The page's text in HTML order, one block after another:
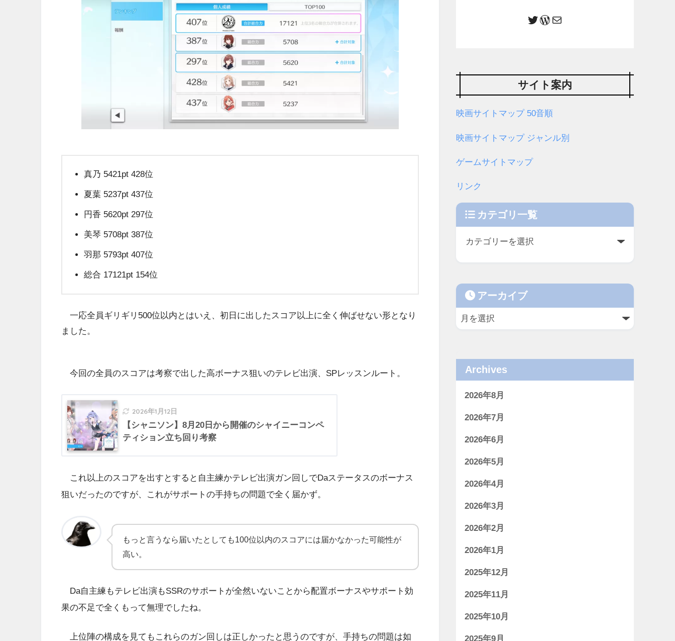
真乃 5421pt 428位
夏葉 5237pt 437位
円香 5620pt 297位
美琴 5708pt 387位
羽那 5793pt 407位
総合 17121pt 154位
一応全員ギリギリ500位以内とはいえ、初日に出したスコア以上に全く伸ばせない形となり
ました。
今回の全員のスコアは考察で出した高ボーナス狙いのテレビ出演、SPレッスンルート。
2026年1月12日
【シャニソン】8月20日から開催のシャイニーコンペ
ティション立ち回り考察
これ以上のスコアを出すとすると自主練かテレビ出演ガン回しでDaステータスのボーナス
狙いだったのですが、これがサポートの手持ちの問題で全く届かず。
もっと言うなら届いたとしても100位以内のスコアには届かなかった可能性が
高い。
Da自主練もテレビ出演もSSRのサポートが全然いないことから配置ボーナスやサポート効
果の不足で全くもって無理でしたね。
上位陣の構成を見てもこれらのガン回しは正しかったと思うのですが、手持ちの問題は如
サイト案内
映画サイトマップ 50音順
映画サイトマップ ジャンル別
ゲームサイトマップ
リンク
カテゴリ一覧
アーカイブ
Archives
2026年8月
2026年7月
2026年6月
2026年5月
2026年4月
2026年3月
2026年2月
2026年1月
2025年12月
2025年11月
2025年10月
2025年9月